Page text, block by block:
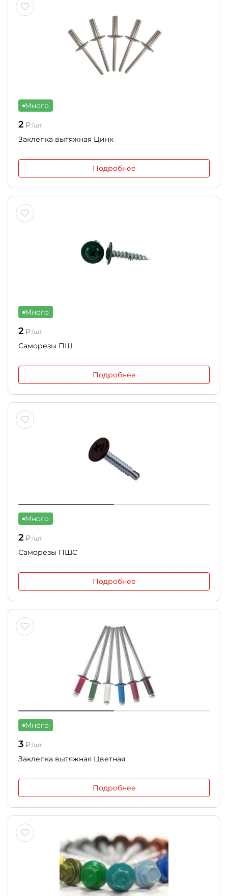
Много
2 ₽/шт
Заклепка вытяжная Цинк
Подробнее
Много
2 ₽/шт
Саморезы ПШ
Подробнее
Много
2 ₽/шт
Саморезы ПШС
Подробнее
Много
3 ₽/шт
Заклепка вытяжная Цветная
Подробнее